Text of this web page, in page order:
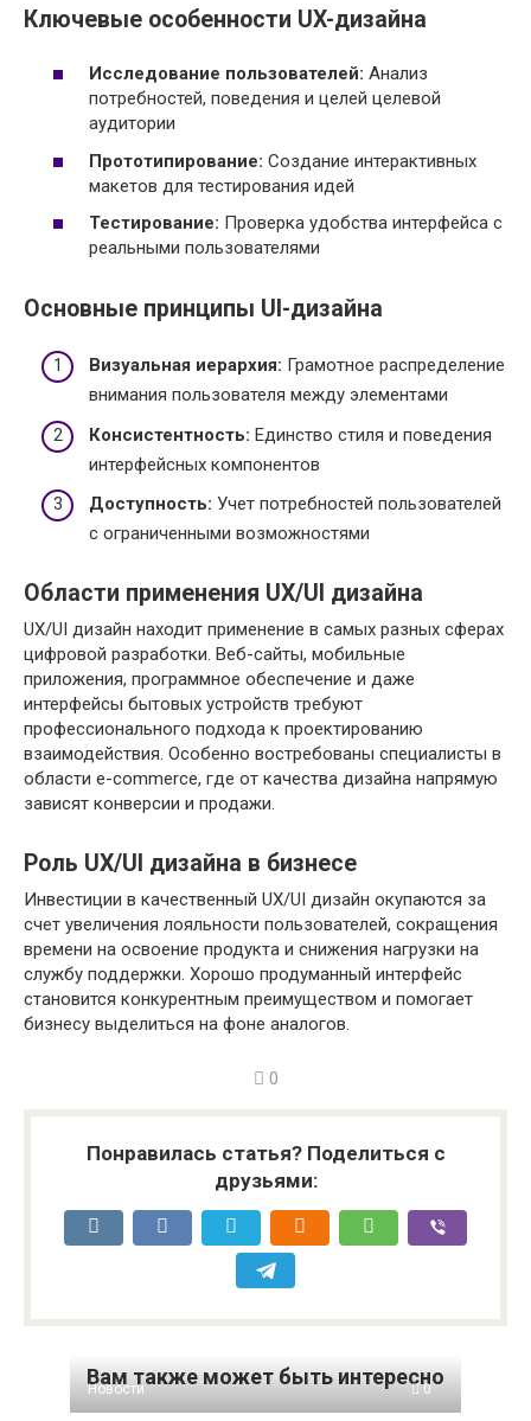
Ключевые особенности UX-дизайна
Исследование пользователей: Анализ
потребностей, поведения и целей целевой
аудитории
Прототипирование: Создание интерактивных
макетов для тестирования идей
Тестирование: Проверка удобства интерфейса с
реальными пользователями
Основные принципы UI-дизайна
Визуальная иерархия: Грамотное распределение
внимания пользователя между элементами
Консистентность: Единство стиля и поведения
интерфейсных компонентов
Доступность: Учет потребностей пользователей
с ограниченными возможностями
Области применения UX/UI дизайна
UX/UI дизайн находит применение в самых разных сферах
цифровой разработки. Веб-сайты, мобильные
приложения, программное обеспечение и даже
интерфейсы бытовых устройств требуют
профессионального подхода к проектированию
взаимодействия. Особенно востребованы специалисты в
области e-commerce, где от качества дизайна напрямую
зависят конверсии и продажи.
Роль UX/UI дизайна в бизнесе
Инвестиции в качественный UX/UI дизайн окупаются за
счет увеличения лояльности пользователей, сокращения
времени на освоение продукта и снижения нагрузки на
службу поддержки. Хорошо продуманный интерфейс
становится конкурентным преимуществом и помогает
бизнесу выделиться на фоне аналогов.
0
Понравилась статья? Поделиться с
друзьями:
Вам также может быть интересно
Новости 0